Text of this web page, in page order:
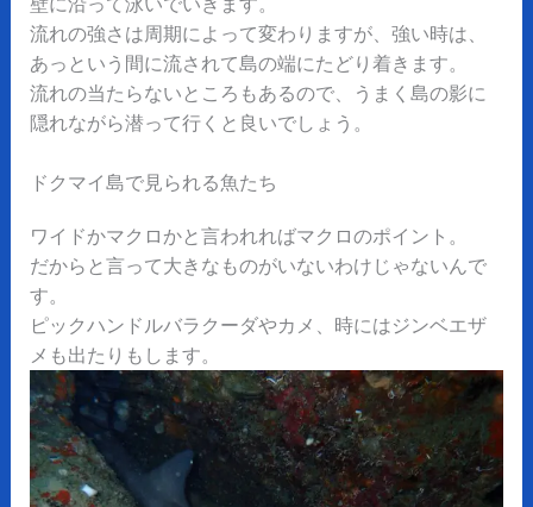
流れの強さは周期によって変わりますが、強い時は、
あっという間に流されて島の端にたどり着きます。
流れの当たらないところもあるので、うまく島の影に
隠れながら潜って行くと良いでしょう。
ドクマイ島で見られる魚たち
ワイドかマクロかと言われればマクロのポイント。
だからと言って大きなものがいないわけじゃないんで
す。
ピックハンドルバラクーダやカメ、時にはジンベエザ
メも出たりもします。